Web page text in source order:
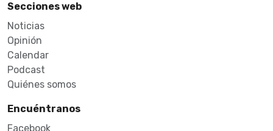
Secciones web
Noticias
Opinión
Calendar
Podcast
Quiénes somos
Encuéntranos
Facebook